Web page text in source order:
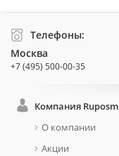
Телефоны:
Москва
+7 (495) 500-00-35
Компания Ruposm
О компании
Акции